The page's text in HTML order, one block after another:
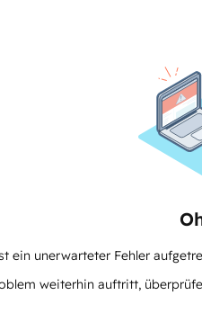
ein unerwarteter Fehler
weiterhin auftritt,